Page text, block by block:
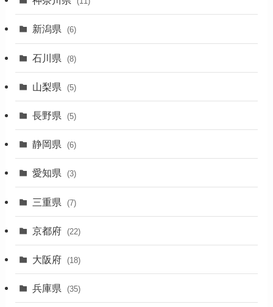
(11)
(1)
(5)
(11)
(4)
(4)
(17)
新潟県 (6)
石川県 (8)
山梨県 (5)
長野県 (5)
静岡県 (6)
愛知県 (3)
三重県 (7)
京都府 (22)
大阪府 (18)
兵庫県 (35)